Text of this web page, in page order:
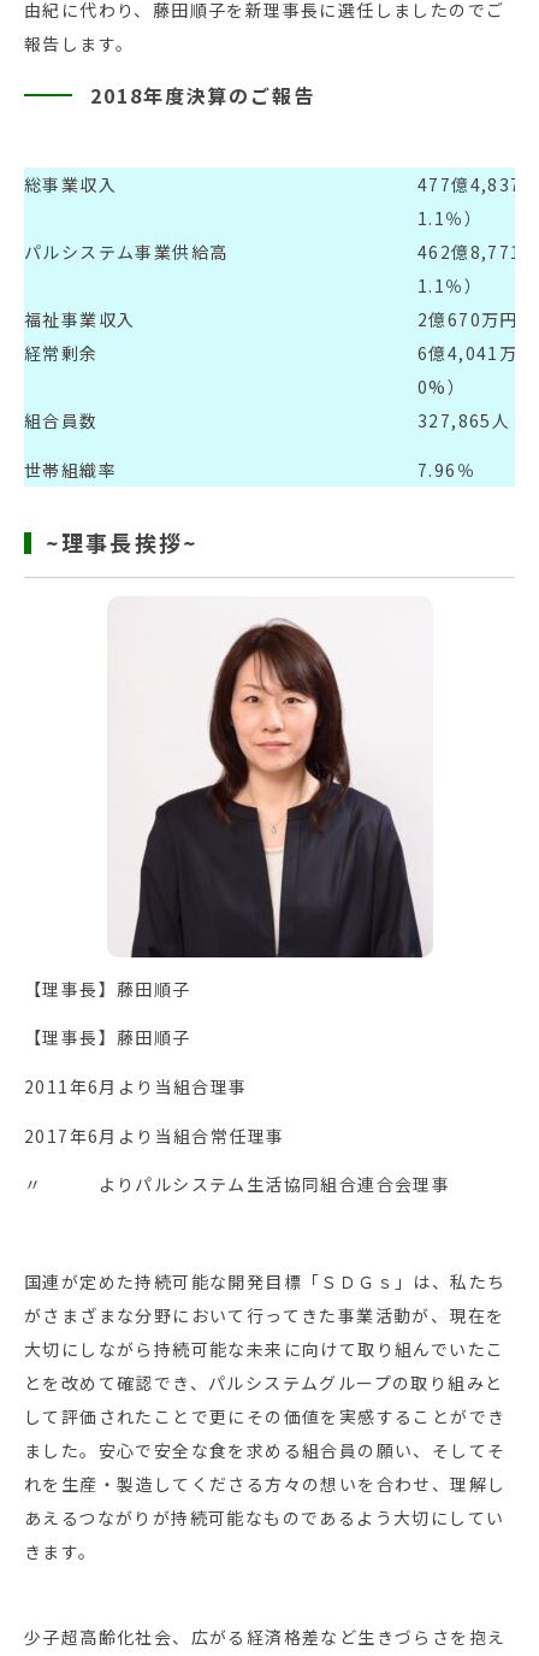
由紀に代わり、藤田順子を新理事長に選任しましたのでご
報告します。
2018年度決算のご報告
総事業収入
477億4,837
1.1％）
パルシステム事業供給高
462億8,771
1.1％）
福祉事業収入
2億670万円
経常剰余
6億4,041万
0%）
組合員数
327,865人（
世帯組織率 7.96％
~理事長挨拶~
【理事長】藤田順子
【理事長】藤田順子
2011年6月より当組合理事
2017年6月より当組合常任理事
〃 よりパルシステム生活協同組合連合会理事
国連が定めた持続可能な開発目標「ＳＤＧｓ」は、私たち
がさまざまな分野において行ってきた事業活動が、現在を
大切にしながら持続可能な未来に向けて取り組んでいたこ
とを改めて確認でき、パルシステムグループの取り組みと
して評価されたことで更にその価値を実感することができ
ました。安心で安全な食を求める組合員の願い、そしてそ
れを生産・製造してくださる方々の想いを合わせ、理解し
あえるつながりが持続可能なものであるよう大切にしてい
きます。
少子超高齢化社会、広がる経済格差など生きづらさを抱え